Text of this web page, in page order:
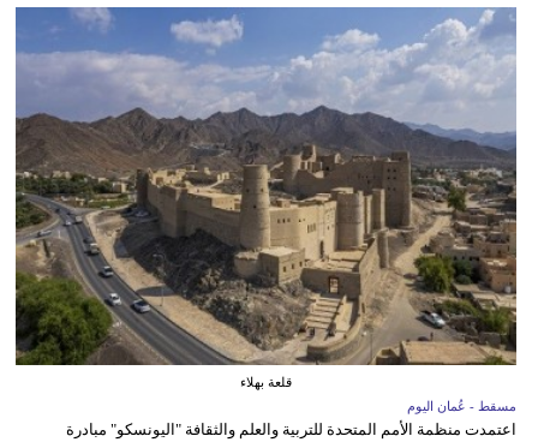
قلعة بهلاء
مسقط - عُمان اليوم
اعتمدت منظمة الأمم المتحدة للتربية والعلم والثقافة "اليونسكو" مبادرة